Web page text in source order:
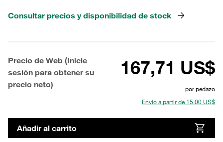
Consultar precios y disponibilidad de stock
Precio de Web (Inicie
sesión para obtener su
precio neto)
167,71 US$
por pedazo
Envío a partir de 15,00 US$
Añadir al carrito